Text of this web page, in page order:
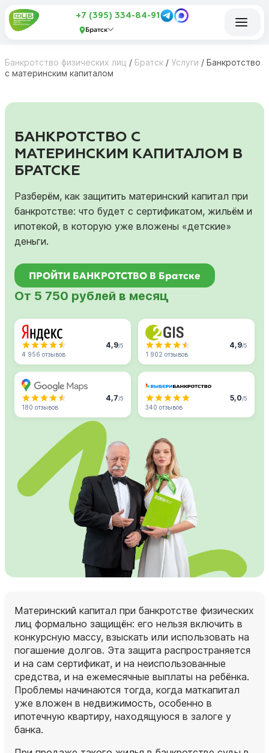
+7 (395) 334-84-91
Братск
Банкротство физических лиц / Братск / Услуги / Банкротство
с материнским капиталом
БАНКРОТСТВО С
МАТЕРИНСКИМ КАПИТАЛОМ В
БРАТСКЕ
Разберём, как защитить материнский капитал при
банкротстве: что будет с сертификатом, жильём и
ипотекой, в которую уже вложены «детские»
деньги.
ПРОЙТИ БАНКРОТСТВО В Братске
От 5 750 рублей в месяц
4,9/5
4 956 отзывов
4,9/5
1 902 отзывов
4,7/5
180 отзывов
5,0/5
340 отзывов
Материнский капитал при банкротстве физических
лиц формально защищён: его нельзя включить в
конкурсную массу, взыскать или использовать на
погашение долгов. Эта защита распространяется
и на сам сертификат, и на неиспользованные
средства, и на ежемесячные выплаты на ребёнка.
Проблемы начинаются тогда, когда маткапитал
уже вложен в недвижимость, особенно в
ипотечную квартиру, находящуюся в залоге у
банка.